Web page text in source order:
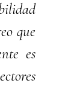
que
es